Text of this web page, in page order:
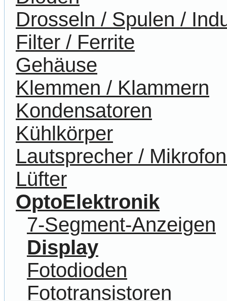
Drosseln / Spulen /
Filter / Ferrite
Gehäuse
Klemmen / Klammern
Kondensatoren
Kühlkörper
Lautsprecher /
Lüfter
OptoElektronik
7-Segment-Anzeigen
Display
Fotodioden
Fototransistoren